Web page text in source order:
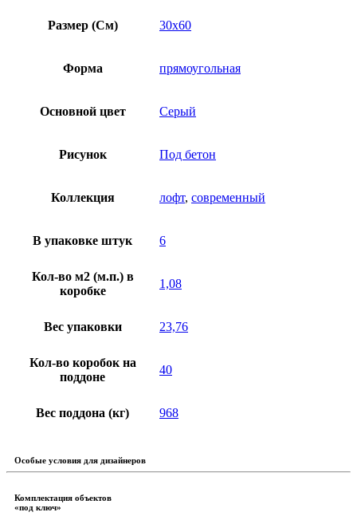
Размер (См) 30х60
Форма прямоугольная
Основной цвет Серый
Рисунок Под бетон
Коллекция лофт, современный
В упаковке штук 6
Кол-во м2 (м.п.) в
коробке
1,08
Вес упаковки 23,76
Кол-во коробок на
поддоне
40
Вес поддона (кг) 968
Особые условия для дизайнеров
Комплектация объектов
«под ключ»